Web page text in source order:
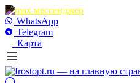
WhatsApp
Telegram
Карта